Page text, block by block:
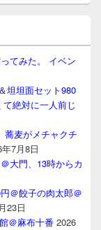
てみた。 イベン
坦坦面セット980
絶対に一人前じ
蕎麦がメチャクチ
7月8日
大門、13時からカ
＠餃子の肉太郎＠
23日
＠麻布十番 2026